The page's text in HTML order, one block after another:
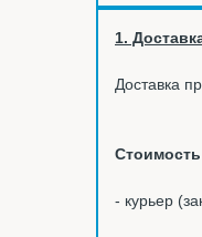
1.
Доставка
- курьер